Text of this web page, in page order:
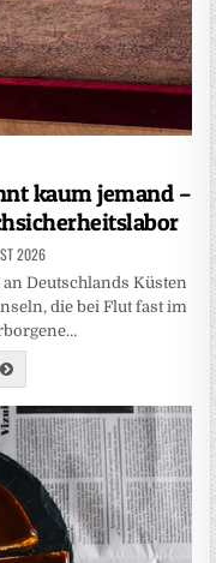
kaum jemand –
2026
Deutschlands Küsten
die bei Flut fast im